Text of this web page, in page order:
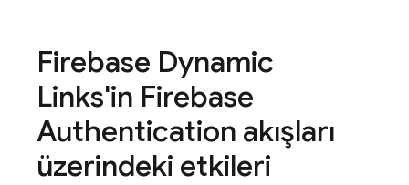
Firebase Dynamic
Links'in Firebase
Authentication akışları
üzerindeki etkileri